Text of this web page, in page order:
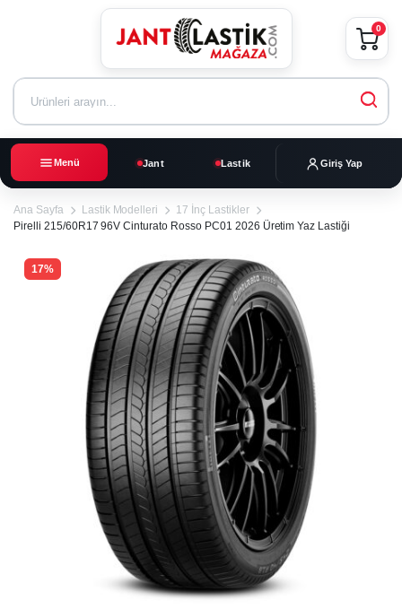
Menü Jant Lastik Giriş Yap
0
Ana Sayfa Lastik Modelleri
17 İnç Lastikler
Pirelli 215/60R17 96V Cinturato Rosso PC01 2026 Üretim Yaz Lastiği
17%